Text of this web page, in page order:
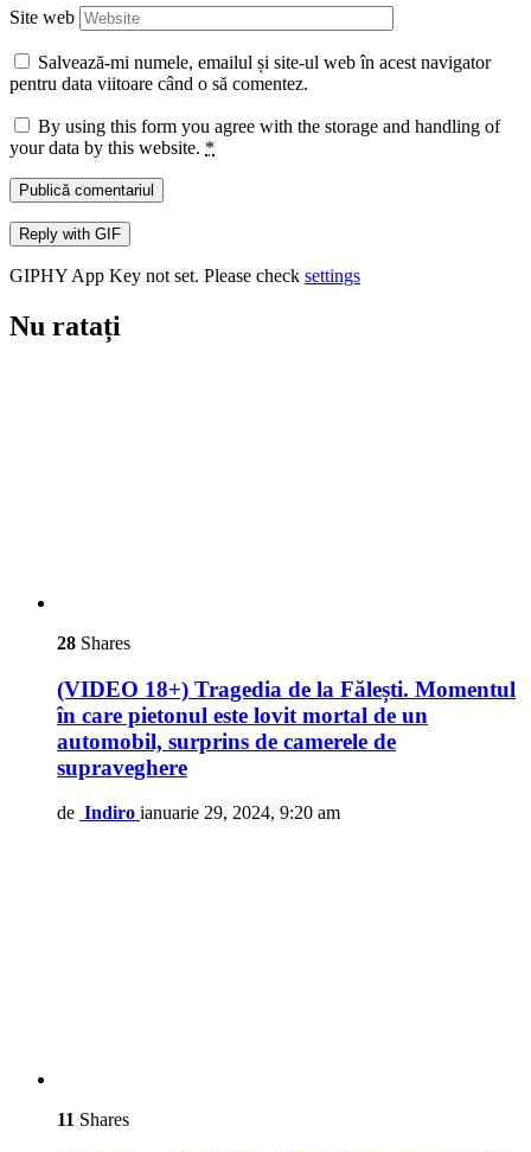
Site web
Salvează-mi numele, emailul și site-ul web în acest navigator
pentru data viitoare când o să comentez.
By using this form you agree with the storage and handling of
your data by this website. *
Publică comentariul
Reply with GIF
GIPHY App Key not set. Please check settings
Nu ratați
28 Shares
(VIDEO 18+) Tragedia de la Fălești. Momentul
în care pietonul este lovit mortal de un
automobil, surprins de camerele de
supraveghere
de Indiro ianuarie 29, 2024, 9:20 am
11 Shares